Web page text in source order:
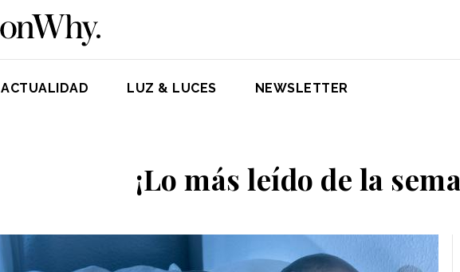
ACTUALIDAD LUZ & LUCES NEWSLETTER
¡Lo más leído de la